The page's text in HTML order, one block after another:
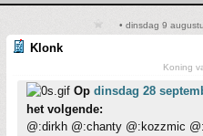
• dinsdag 9
Klonk
Koning
Op dinsdag 28
het volgende:
@:dirkh @:chanty @:kozzmic